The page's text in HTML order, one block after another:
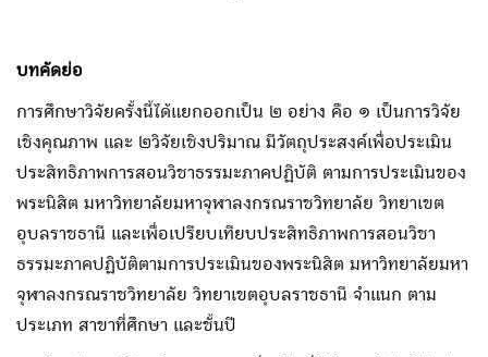
บทคัดย่อ
การศึกษาวิจัยครั้งนี้ได้แยกออกเป็น ๒ อย่าง คือ ๑ เป็นการวิจัย
เชิงคุณภาพ และ ๒วิจัยเชิงปริมาณ มีวัตถุประสงค์เพื่อประเมิน
ประสิทธิภาพการสอนวิชาธรรมะภาคปฏิบัติ ตามการประเมินของ
พระนิสิต มหาวิทยาลัยมหาจุฬาลงกรณราชวิทยาลัย วิทยาเขต
อุบลราชธานี และเพื่อเปรียบเทียบประสิทธิภาพการสอนวิชา
ธรรมะภาคปฏิบัติตามการประเมินของพระนิสิต มหาวิทยาลัยมหา
จุฬาลงกรณราชวิทยาลัย วิทยาเขตอุบลราชธานี จำแนก ตาม
ประเภท สาขาที่ศึกษา และชั้นปี